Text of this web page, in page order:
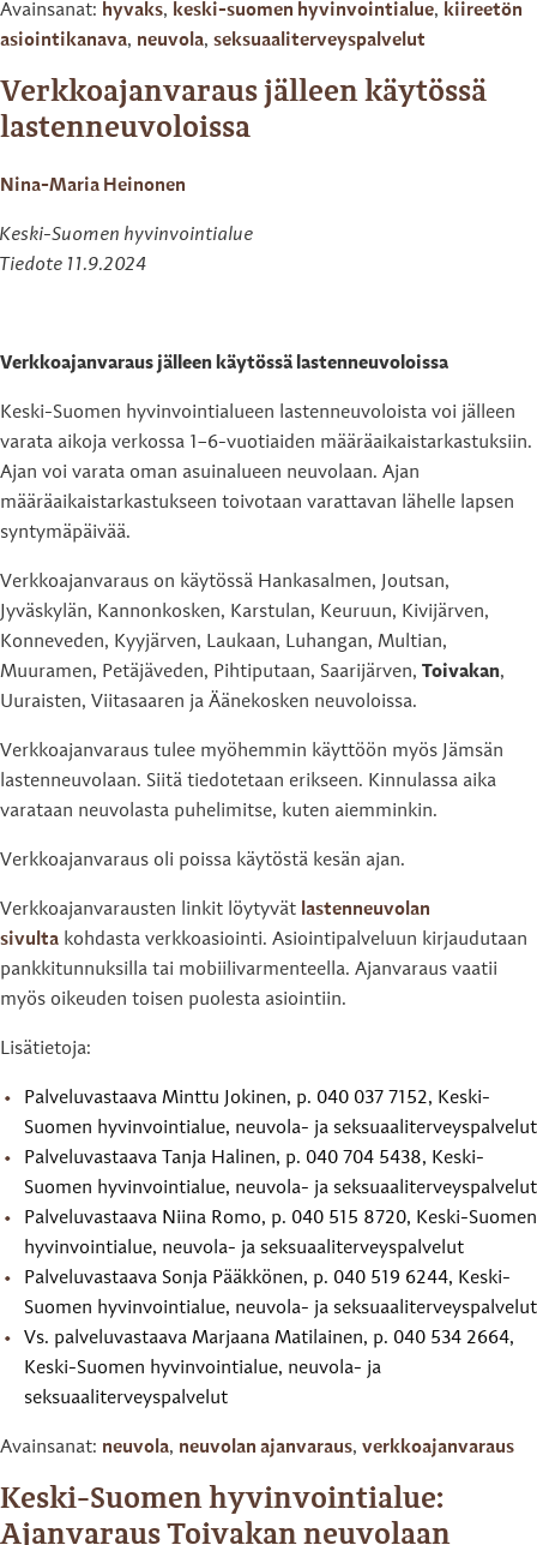
Avainsanat: hyvaks, keski-suomen hyvinvointialue, kiireetön
asiointikanava, neuvola, seksuaaliterveyspalvelut
Verkkoajanvaraus jälleen käytössä
lastenneuvoloissa
Nina-Maria Heinonen
Keski-Suomen hyvinvointialue
Tiedote 11.9.2024
Verkkoajanvaraus jälleen käytössä lastenneuvoloissa
Keski-Suomen hyvinvointialueen lastenneuvoloista voi jälleen
varata aikoja verkossa 1–6-vuotiaiden määräaikaistarkastuksiin.
Ajan voi varata oman asuinalueen neuvolaan. Ajan
määräaikaistarkastukseen toivotaan varattavan lähelle lapsen
syntymäpäivää.
Verkkoajanvaraus on käytössä Hankasalmen, Joutsan,
Jyväskylän, Kannonkosken, Karstulan, Keuruun, Kivijärven,
Konneveden, Kyyjärven, Laukaan, Luhangan, Multian,
Muuramen, Petäjäveden, Pihtiputaan, Saarijärven, Toivakan,
Uuraisten, Viitasaaren ja Äänekosken neuvoloissa.
Verkkoajanvaraus tulee myöhemmin käyttöön myös Jämsän
lastenneuvolaan. Siitä tiedotetaan erikseen. Kinnulassa aika
varataan neuvolasta puhelimitse, kuten aiemminkin.
Verkkoajanvaraus oli poissa käytöstä kesän ajan.
Verkkoajanvarausten linkit löytyvät lastenneuvolan
sivulta kohdasta verkkoasiointi. Asiointipalveluun kirjaudutaan
pankkitunnuksilla tai mobiilivarmenteella. Ajanvaraus vaatii
myös oikeuden toisen puolesta asiointiin.
Lisätietoja:
Palveluvastaava Minttu Jokinen, p. 040 037 7152, Keski-
Suomen hyvinvointialue, neuvola- ja seksuaaliterveyspalvelut
Palveluvastaava Tanja Halinen, p. 040 704 5438, Keski-
Suomen hyvinvointialue, neuvola- ja seksuaaliterveyspalvelut
Palveluvastaava Niina Romo, p. 040 515 8720, Keski-Suomen
hyvinvointialue, neuvola- ja seksuaaliterveyspalvelut
Palveluvastaava Sonja Pääkkönen, p. 040 519 6244, Keski-
Suomen hyvinvointialue, neuvola- ja seksuaaliterveyspalvelut
Vs. palveluvastaava Marjaana Matilainen, p. 040 534 2664,
Keski-Suomen hyvinvointialue, neuvola- ja
seksuaaliterveyspalvelut
Avainsanat: neuvola, neuvolan ajanvaraus, verkkoajanvaraus
Keski-Suomen hyvinvointialue:
Ajanvaraus Toivakan neuvolaan